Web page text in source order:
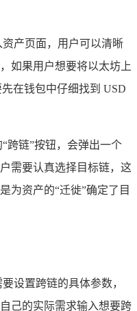
产页面，用户可以清晰
如果用户想要将以太坊上
在钱包中仔细找到 USD
跨链”按钮，会弹出一个
需要认真选择目标链，这
为资产的“迁徙”确定了目
设置跨链的具体参数，
己的实际需求输入想要跨